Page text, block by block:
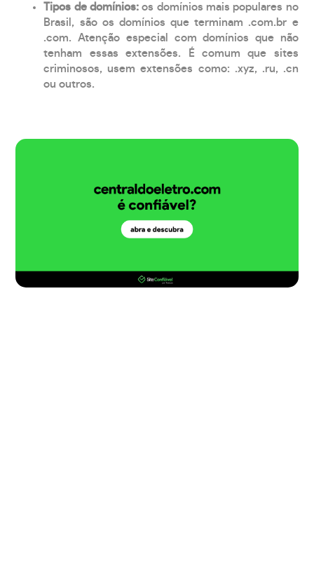
Tipos de domínios:os domínios mais populares no
Brasil, são os domínios que terminam .com.br e
.com. Atenção especial com domínios que não
tenham essas extensões. É comum que sites
criminosos, usem extensões como: .xyz, .ru, .cn
ou outros.